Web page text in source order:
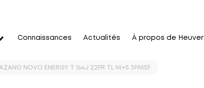
Connaissances Actualités À propos de Heuver
NOVO ENERGY T 164J 22PR TL M+S 3PMSF